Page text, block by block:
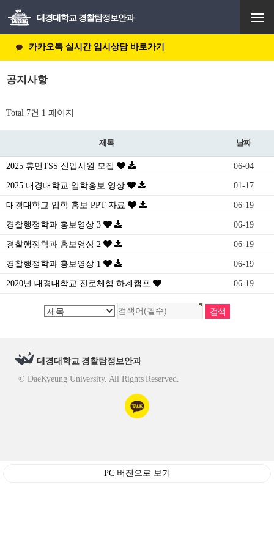
대경대학교 경찰탐정보안과
스 메뉴 펼
치기
카카오톡 실시간 입시상담 바로가기
공지사항
Total 7건 1 페이지
제목 날짜
2025 휴먼TSS 신입사원 모집 06-04
2025 대경대학교 입학홍보 영상 01-17
대경대학교 입학 홍보 PPT 자료 06-19
경찰행정학과 홍보영상 3 06-19
경찰행정학과 홍보영상 2 06-19
경찰행정학과 홍보영상 1 06-19
2020년 대경대학교 진로체험 하계캠프 06-19
대경대학교 경찰탐정보안과
© DaeKyeung University. All Rights Reserved.
PC 버전으로 보기